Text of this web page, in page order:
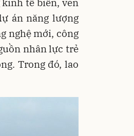
tế biển, ven
án năng lượng
nghệ mới, công
nhân lực trẻ
Trong đó, lao